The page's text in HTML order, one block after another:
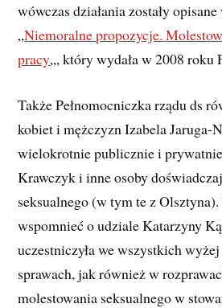
wówczas działania zostały
„Niemoralne propozycje.
pracy„, który wydała w 2008 roku
Także Pełnomocniczka rządu ds
kobiet i mężczyzn Izabela Jaruga-
wielokrotnie publicznie i
Krawczyk i inne osoby
seksualnego (w tym te z
wspomnieć o udziale Katarzyny
uczestniczyła we wszystkich
sprawach, jak również w
molestowania seksualnego w